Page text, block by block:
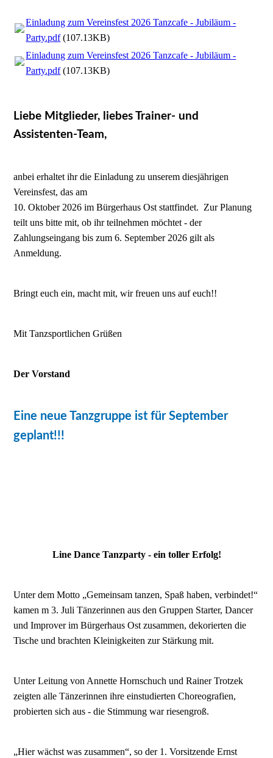
Einladung zum Vereinsfest 2026 Tanzcafe - Jubiläum -
Party.pdf(107.13KB)
Einladung zum Vereinsfest 2026 Tanzcafe - Jubiläum -
Party.pdf(107.13KB)
Liebe Mitglieder, liebes Trainer- und
Assistenten-Team,
anbei erhaltet ihr die Einladung zu unserem diesjährigen
Vereinsfest, das am
10. Oktober 2026 im Bürgerhaus Ost stattfindet. Zur Planung
teilt uns bitte mit, ob ihr teilnehmen möchtet - der
Zahlungseingang bis zum 6. September 2026 gilt als
Anmeldung.
Bringt euch ein, macht mit, wir freuen uns auf euch!!
Mit Tanzsportlichen Grüßen
Der Vorstand
Eine neue Tanzgruppe ist für September
geplant!!!
Line Dance Tanzparty - ein toller Erfolg!
Unter dem Motto „Gemeinsam tanzen, Spaß haben, verbindet!“
kamen m 3. Juli Tänzerinnen aus den Gruppen Starter, Dancer
und Improver im Bürgerhaus Ost zusammen, dekorierten die
Tische und brachten Kleinigkeiten zur Stärkung mit.
Unter Leitung von Annette Hornschuch und Rainer Trotzek
zeigten alle Tänzerinnen ihre einstudierten Choreografien,
probierten sich aus - die Stimmung war riesengroß.
„Hier wächst was zusammen“, so der 1. Vorsitzende Ernst